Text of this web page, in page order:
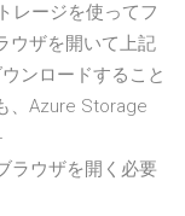
レージを使ってフ
ウザを開いて上記
ンロードすること
、Azure Storage
ラウザを開く必要